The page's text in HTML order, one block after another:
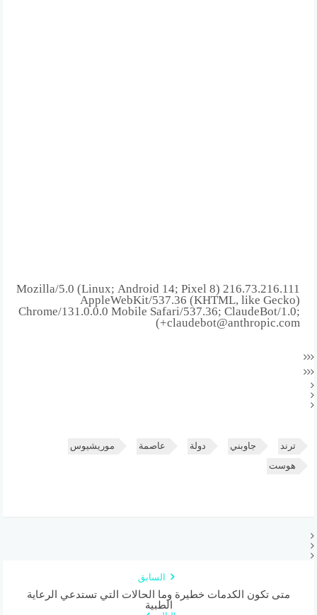
216.73.216.111 Mozilla/5.0 (Linux; Android 14; Pixel 8)
AppleWebKit/537.36 (KHTML, like Gecko)
Chrome/131.0.0.0 Mobile Safari/537.36; ClaudeBot/1.0;
+claudebot@anthropic.com)
ترند جاوبني دولة عاصمة موريشيوس
هوست
السابق
متى تكون الكدمات خطيرة وما الحالات التي تستدعي الرعاية
الطبية